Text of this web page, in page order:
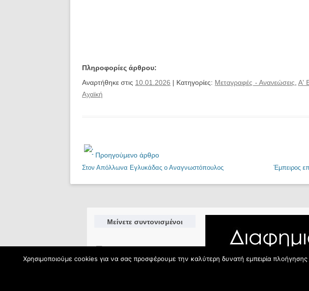
Πληροφορίες άρθρου:
Αναρτήθηκε στις 10.01.2026 | Κατηγορίες: Μεταγραφές - Ανανεώσεις Α'
Αχαϊκή
Προηγούμενο άρθρο
Στον Απόλλωνα Εγλυκάδας ο Αναγνωστόπουλος Έμπειρος
Μείνετε συντονισμένοι
Χρησιμοποιούμε cookies για να σας προσφέρουμε την καλύτερη δυνατή εμπειρία πλοήγησης